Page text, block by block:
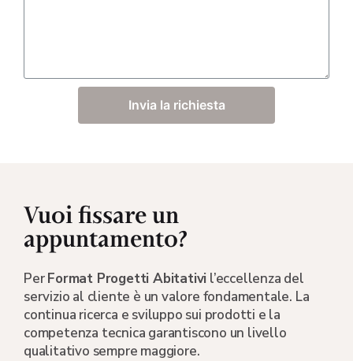
Invia la richiesta
Vuoi fissare un
appuntamento?
PerFormat Progetti Abitativi l’eccellenza del
servizio al cliente è un valore fondamentale. La
continua ricerca e sviluppo sui prodotti e la
competenza tecnica garantiscono un livello
qualitativo sempre maggiore.